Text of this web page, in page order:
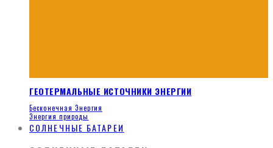
ГЕОТЕРМАЛЬНЫЕ ИСТОЧНИКИ ЭНЕРГИИ
Бесконечная Энергия
Энергия природы
СОЛНЕЧНЫЕ БАТАРЕИ